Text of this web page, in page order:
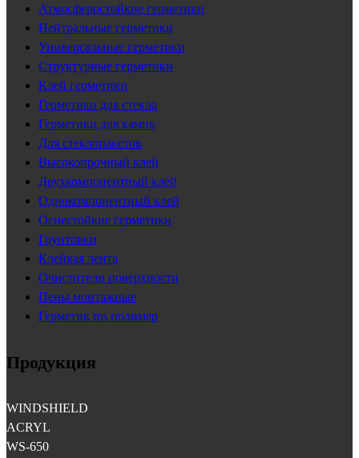
Атмосферостойкие герметики
Нейтральные герметики
Универсальные герметики
Структурные герметики
Клей герметики
Герметики для стекла
Герметики для камня
Для стеклопакетов
Высокопрочный клей
Двухкомпонентный клей
Однокомпонентный клей
Огнестойкие герметики
Грунтовки
Клейкая лента
Очистители поверхности
Пены монтажные
Герметик ms полимер
Продукция
WINDSHIELD
ACRYL
WS-650